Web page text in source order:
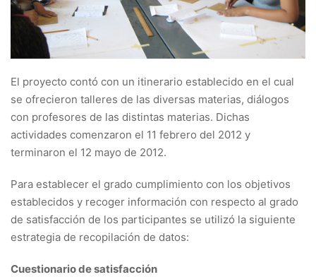
El proyecto contó con un itinerario establecido en el cual
se ofrecieron talleres de las diversas materias, diálogos
con profesores de las distintas materias. Dichas
actividades comenzaron el 11 febrero del 2012 y
terminaron el 12 mayo de 2012.
Para establecer el grado cumplimiento con los objetivos
establecidos y recoger información con respecto al grado
de satisfacción de los participantes se utilizó la siguiente
estrategia de recopilación de datos:
Cuestionario de satisfacción